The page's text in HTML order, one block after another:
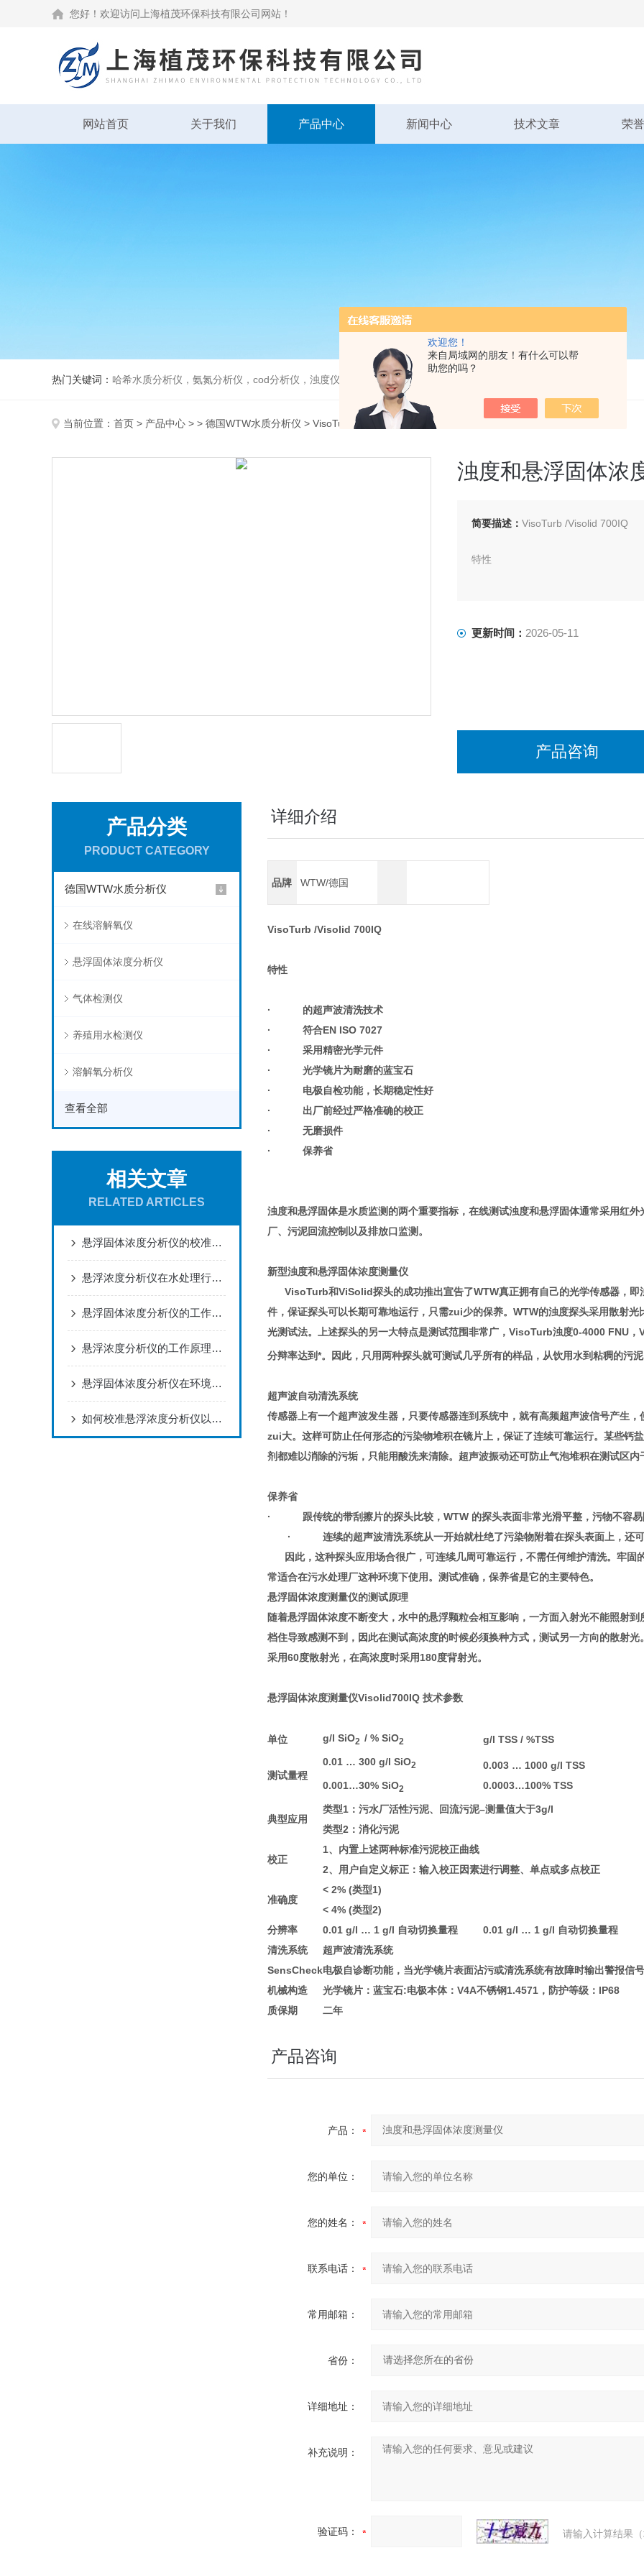
欢迎您！
来自局域网的朋友！有什么可以帮
助您的吗？
您好！欢迎访问上海植茂环保科技有限公司网站！
网站首页 关于我们 产品中心 新闻中心 技术文章 荣
热门关键词： 哈希水质分析仪，氨氮分析仪，cod分析仪，浊度仪，bod分析仪，溶解氧分析仪
当前位置： 首页 > 产品中心 > > 德国WTW水质分析仪 > VisoTurb /Visolid 70浊度和悬浮固体浓度测量仪
浊度和悬浮固体浓
简要描述： VisoTurb /Visolid 700IQ
特性
· 采用精密光学元件
更新时间： 2026-05-11
产品咨询
产品分类
PRODUCT CATEGORY
德国WTW水质分析仪
在线溶解氧仪
悬浮固体浓度分析仪
气体检测仪
养殖用水检测仪
溶解氧分析仪
查看全部
相关文章
RELATED ARTICLES
悬浮固体浓度分析仪的校准与维护指南
悬浮浓度分析仪在水处理行业中的应用
悬浮固体浓度分析仪的工作原理与应用
悬浮浓度分析仪的工作原理及其应用范围
悬浮固体浓度分析仪在环境监测中的应用
如何校准悬浮浓度分析仪以确保测量准确性？
详细介绍
品牌 WTW/德国
VisoTurb /Visolid 700IQ
特性
· 的超声波清洗技术
· 符合EN ISO 7027
· 采用精密光学元件
· 光学镜片为耐磨的蓝宝石
· 电极自检功能，长期稳定性好
· 出厂前经过严格准确的校正
· 无磨损件
· 保养省
浊度和悬浮固体是水质监测的两个重要指标，在线测试浊度和悬浮固体通常采用红
厂、污泥回流控制以及排放口监测。
新型浊度和悬浮固体浓度测量仪
VisoTurb和ViSolid探头的成功推出宣告了WTW真正拥有自己的光学传感器，
件，保证探头可以长期可靠地运行，只需zui少的保养。WTW的浊度探头采用散射
光测试法。上述探头的另一大特点是测试范围非常广，VisoTurb浊度0-4000 FNU
分辩率达到*。因此，只用两种探头就可测试几乎所有的样品，从饮用水到粘稠的污
超声波自动清洗系统
传感器上有一个超声波发生器，只要传感器连到系统中，就有高频超声波信号产生
zui大。这样可防止任何形态的污染物堆积在镜片上，保证了连续可靠运行。某些钙
剂都难以消除的污垢，只能用酸洗来清除。超声波振动还可防止气泡堆积在测试区
保养省
· 跟传统的带刮擦片的探头比较，WTW 的探头表面非常光滑平整，污物不容易
· 连续的超声波清洗系统从一开始就杜绝了污染物附着在探头表面上，还可
因此，这种探头应用场合很广，可连续几周可靠运行，不需任何维护清洗。牢固
常适合在污水处理厂这种环境下使用。测试准确，保养省是它的主要特色。
悬浮固体浓度测量仪的测试原理
随着悬浮固体浓度不断变大，水中的悬浮颗粒会相互影响，一方面入射光不能照射
档住导致感测不到，因此在测试高浓度的时候必须换种方式，测试另一方向的散射
采用60度散射光，在高浓度时采用180度背射光。
悬浮固体浓度测量仪Visolid700IQ 技术参数
单位 g/l SiO2 / % SiO2 g/l TSS / %TSS
测试量程
0.01 … 300 g/l SiO2
0.001…30% SiO2
0.003 … 1000 g/l TSS
0.0003…100% TSS
典型应用
类型1：污水厂活性污泥、回流污泥–测量值大于3g/l
类型2：消化污泥
校正
1、内置上述两种标准污泥校正曲线
2、用户自定义标正：输入校正因素进行调整、单点或多点校正
准确度
< 2% (类型1)
< 4% (类型2)
分辨率
0.01 g/l … 1 g/l 自动切换量程
0.01 g/l … 1 g/l 自动切换量程
清洗系统
超声波清洗系统
SensCheck电极自诊断功能，当光学镜片表面沾污或清洗系统有故障时输出警报信号
机械构造
光学镜片：蓝宝石:电极本体：V4A不锈钢1.4571，防护等级：IP68
质保期
二年
产品咨询
产品：
您的单位：
您的姓名：
联系电话：
常用邮箱：
省份：
详细地址：
补充说明：
验证码： 请输入计算结果